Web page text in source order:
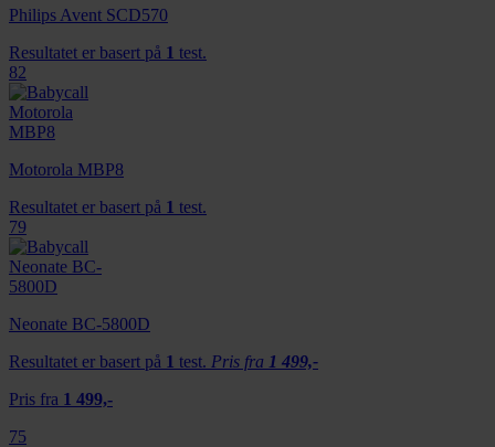
Philips Avent SCD570
Resultatet er basert på 1 test.
82
Motorola MBP8
Resultatet er basert på 1 test.
79
Neonate BC-5800D
Resultatet er basert på 1 test. Pris fra 1 499,-
Pris fra 1 499,-
75